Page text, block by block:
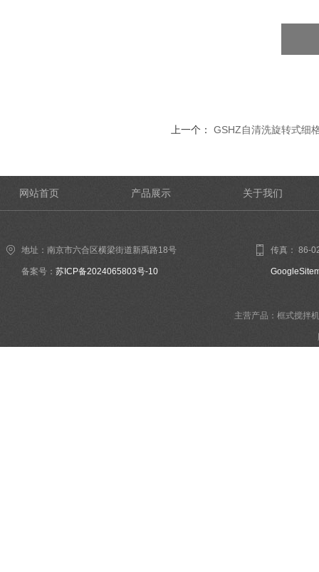
上一个： GSHZ自清洗旋转式细
网站首页 产品展示 关于我们
地址：南京市六合区横梁街道新禹路18号
备案号： 苏ICP备2024065803号-10
传真： 86-
主营产品：框式搅拌